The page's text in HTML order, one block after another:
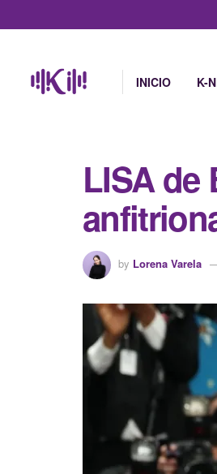
INICIO K-
LISA de
by Lorena Varela